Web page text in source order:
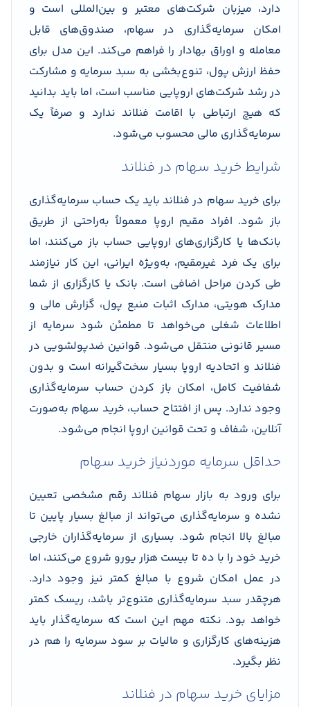
دارد، میزبان شرکت‌های معتبر و بین‌المللی است و
امکان سرمایه‌گذاری در سهام، صندوق‌های قابل
معامله و اوراق بهادار را فراهم می‌کند. این مدل برای
حفظ ارزش پول، تنوع‌بخشی به سبد سرمایه و مشارکت
در رشد شرکت‌های اروپایی مناسب است، اما باید بدانید
که هیچ ارتباطی با اقامت فنلاند ندارد و صرفاً یک
سرمایه‌گذاری مالی محسوب می‌شود.
شرایط خرید سهام در فنلاند
برای خرید سهام در فنلاند باید یک حساب سرمایه‌گذاری
باز شود. افراد مقیم اروپا معمولاً به‌راحتی از طریق
بانک‌ها یا کارگزاری‌های اروپایی حساب باز می‌کنند، اما
برای یک فرد غیرمقیم، به‌ویژه ایرانی، این کار نیازمند
طی کردن مراحل اضافی است. بانک یا کارگزاری از شما
مدارک هویتی، مدارک اثبات منبع پول، گزارش مالی و
اطلاعات شغلی می‌خواهد تا مطمئن شود سرمایه از
مسیر قانونی منتقل می‌شود. قوانین ضدپولشویی در
فنلاند و اتحادیه اروپا بسیار سخت‌گیرانه است و بدون
شفافیت کامل، امکان باز کردن حساب سرمایه‌گذاری
وجود ندارد. پس از افتتاح حساب، خرید سهام به‌صورت
آنلاین، شفاف و تحت قوانین اروپا انجام می‌شود.
حداقل سرمایه موردنیاز خرید سهام
برای ورود به بازار سهام فنلاند رقم مشخصی تعیین
نشده و سرمایه‌گذاری می‌تواند از مبالغ بسیار پایین تا
مبالغ بالا انجام شود. بسیاری از سرمایه‌گذاران خارجی
خرید خود را با ده تا بیست هزار یورو شروع می‌کنند، اما
در عمل امکان شروع با مبالغ کمتر نیز وجود دارد.
هرچقدر سبد سرمایه‌گذاری متنوع‌تر باشد، ریسک کمتر
خواهد بود. نکته مهم این است که سرمایه‌گذار باید
هزینه‌های کارگزاری و مالیات بر سود سرمایه را هم در
نظر بگیرد.
مزایای خرید سهام در فنلاند